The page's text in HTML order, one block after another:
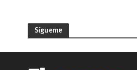
Sígueme